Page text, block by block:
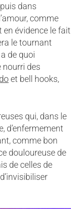
dans
comme
évidence le fait
le tournant
de quoi
nourri des
et bell hooks,
qui, dans le
d’enfermement
comme bon
douloureuse de
de celles de